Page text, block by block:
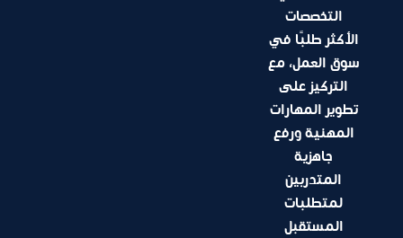
التخصصات
الأكثر طلبًا في
سوق العمل، مع
التركيز على
تطوير المهارات
المهنية ورفع
جاهزية
المتدربين
لمتطلبات
المستقبل